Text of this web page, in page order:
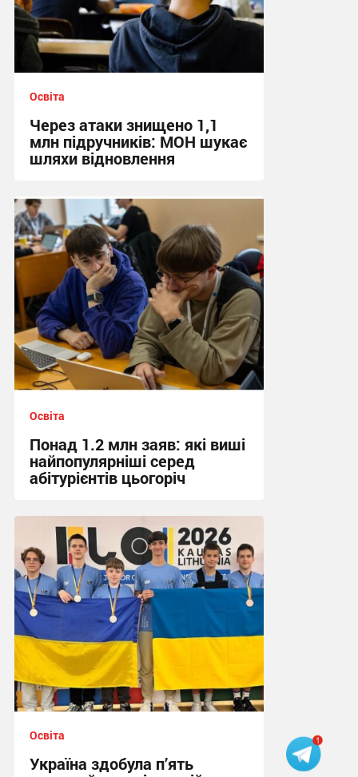
Освіта
Через атаки знищено 1,1
млн підручників: МОН шукає
шляхи відновлення
20:48, 7.08.2026
Освіта
Понад 1.2 млн заяв: які виші
найпопулярніші серед
абітурієнтів цьогоріч
19:21, 5.08.2026
Освіта
Україна здобула п’ять